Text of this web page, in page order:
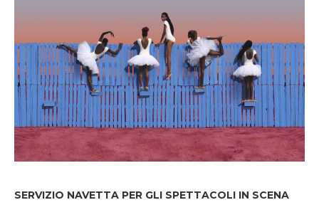
SERVIZIO NAVETTA PER GLI SPETTACOLI IN SCENA